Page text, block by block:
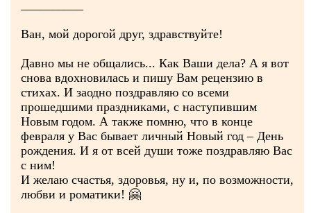
Ван, мой дорогой друг, здравствуйте!
Давно мы не общались... Как Ваши дела? А я вот
снова вдохновилась и пишу Вам рецензию в
стихах. И заодно поздравляю со всеми
прошедшими праздниками, с наступившим
Новым годом. А также помню, что в конце
февраля у Вас бывает личный Новый год – День
рождения. И я от всей души тоже поздравляю Вас
с ним!
И желаю счастья, здоровья, ну и, по возможности,
любви и роматики! 🤗